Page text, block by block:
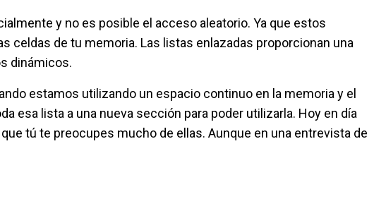
y no es posible el acceso aleatorio. Ya que estos
celdas de tu memoria. Las listas enlazadas proporcionan una
dinámicos.
estamos utilizando un espacio continuo en la memoria y el
esa lista a una nueva sección para poder utilizarla. Hoy en día
tú te preocupes mucho de ellas. Aunque en una entrevista de